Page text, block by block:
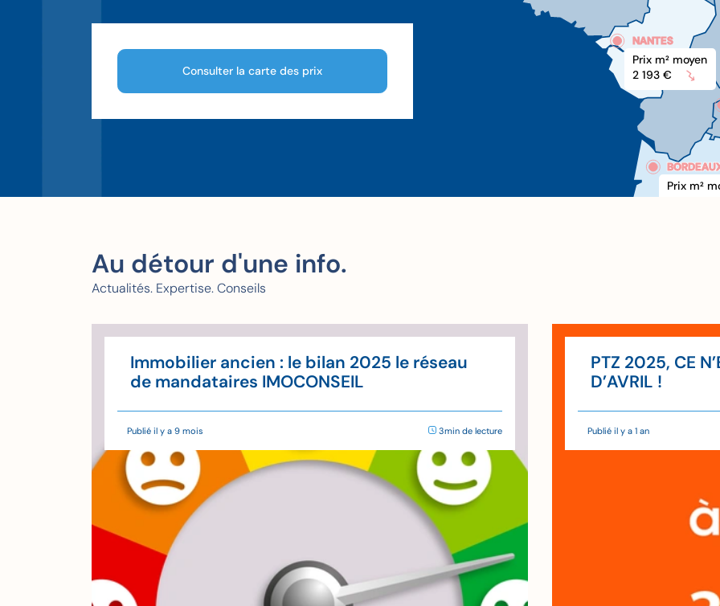
Consulter la carte des prix
NANTES
Prix m2 moyen
2 193 €
Prix m2
Au détour d'une info.
Actualités. Expertise. Conseils
Immobilier ancien : le bilan 2025 le réseau
de mandataires IMOCONSEIL
Publié il y a 9 mois 3min de lecture
PTZ 2025, CE
D’AVRIL !
Publié il y a 1 an